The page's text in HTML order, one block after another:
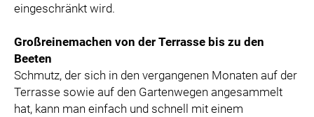
eingeschränkt wird.
Großreinemachen von der Terrasse bis zu den
Beeten
Schmutz, der sich in den vergangenen Monaten auf der
Terrasse sowie auf den Gartenwegen angesammelt
hat, kann man einfach und schnell mit einem